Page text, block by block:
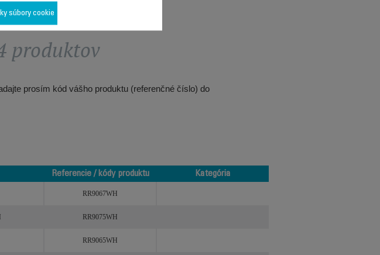
produktov
prosím kód vášho produktu (referenčné číslo) do
Referencie / kódy produktu
Kategória
RR9067WH
RR9075WH
RR9065WH
súbory cookie